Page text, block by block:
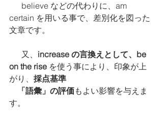
certain を用いる事で、差別化を図った
文章です。
又、 increase の言換えとして、be
on the rise を使う事により、印象が上
がり、 採点基準
「語彙」の評価もよい影響を与えま
す。